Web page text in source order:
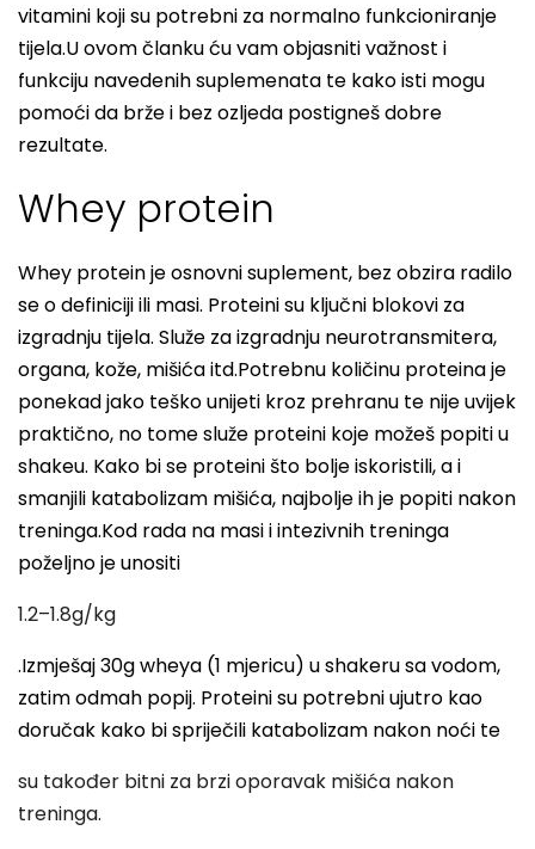
vitamini koji su potrebni za normalno funkcioniranje
tijela.U ovom članku ću vam objasniti važnost i
funkciju navedenih suplemenata te kako isti mogu
pomoći da brže i bez ozljeda postigneš dobre
rezultate.
Whey protein
Whey protein je osnovni suplement, bez obzira radilo
se o definiciji ili masi. Proteini su ključni blokovi za
izgradnju tijela. Služe za izgradnju neurotransmitera,
organa, kože, mišića itd.Potrebnu količinu proteina je
ponekad jako teško unijeti kroz prehranu te nije uvijek
praktično, no tome služe proteini koje možeš popiti u
shakeu. Kako bi se proteini što bolje iskoristili, a i
smanjili katabolizam mišića, najbolje ih je popiti nakon
treninga.Kod rada na masi i intezivnih treninga
poželjno je unositi
1.2–1.8g/kg
.Izmješaj 30g wheya (1 mjericu) u shakeru sa vodom,
zatim odmah popij. Proteini su potrebni ujutro kao
doručak kako bi spriječili katabolizam nakon noći te
su također bitni za brzi oporavak mišića nakon
treninga.